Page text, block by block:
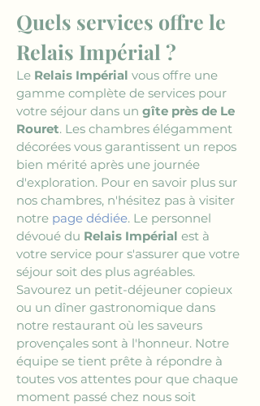
Quels services offre le
Relais Impérial ?
Le Relais Impérial vous offre une
gamme complète de services pour
votre séjour dans un gîte près de Le
Rouret. Les chambres élégamment
décorées vous garantissent un repos
bien mérité après une journée
d'exploration. Pour en savoir plus sur
nos chambres, n'hésitez pas à visiter
notre page dédiée. Le personnel
dévoué du Relais Impérial est à
votre service pour s'assurer que votre
séjour soit des plus agréables.
Savourez un petit-déjeuner copieux
ou un dîner gastronomique dans
notre restaurant où les saveurs
provençales sont à l'honneur. Notre
équipe se tient prête à répondre à
toutes vos attentes pour que chaque
moment passé chez nous soit